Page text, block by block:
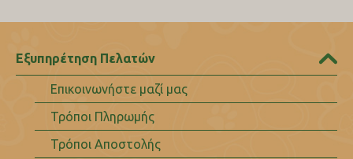
Εξυπηρέτηση Πελατών
Επικοινωνήστε μαζί μας
Τρόποι Πληρωμής
Τρόποι Αποστολής